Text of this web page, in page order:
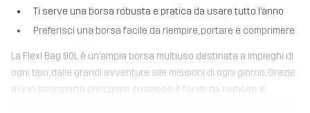
Ti serve una borsa robusta e pratica da usare tutto l’anno
Preferisci una borsa facile da riempire, portare e comprimere
La Flexi Bag 90L è un’ampia borsa multiuso destinata a impieghi di
ogni tipo, dalle grandi avventure alle missioni di ogni giorno. Grazie
a uno scomparto principale spazioso, è facile da riempire e